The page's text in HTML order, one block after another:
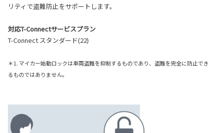
リティで盗難防止をサポートします。
対応T-Connectサービスプラン
T-Connect スタンダード(22)
＊1. マイカー始動ロックは車両盗難を抑制するものであり、盗難を完全に防止でき
るものではありません。